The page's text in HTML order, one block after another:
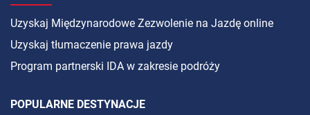
Uzyskaj Międzynarodowe Zezwolenie na Jazdę online
Uzyskaj tłumaczenie prawa jazdy
Program partnerski IDA w zakresie podróży
POPULARNE DESTYNACJE